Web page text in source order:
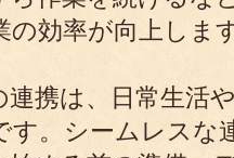
の効率が向上しま
連携は、日常生活
す。シームレスな